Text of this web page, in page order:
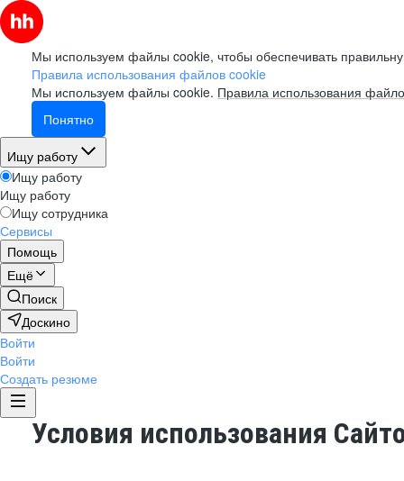
Мы используем файлы cookie, чтобы обеспечивать
Правила использования файлов cookie
Мы используем файлы cookie. Правила использования
Понятно
Ищу работу
Ищу работу
Ищу работу
Ищу сотрудника
Сервисы
Помощь
Ещё
Поиск
Доскино
Войти
Войти
Создать резюме
Условия использования